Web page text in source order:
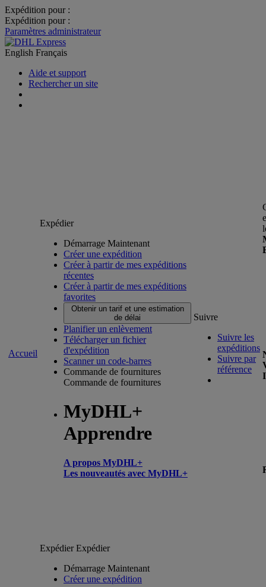
Expédition pour :
Expédition pour :
Paramètres administrateur
English Français
Aide et support
Rechercher un site
Accueil
Expédier
Démarrage Maintenant
Créer une expédition
Créer à partir de mes expéditions
récentes
Créer à partir de mes expéditions
favorites
Obtenir un tarif et une estimation
de délai
Planifier un enlèvement
Télécharger un fichier
d'expédition
Scanner un code-barres
Commande de fournitures
Commande de fournitures
MyDHL+
Apprendre
A propos MyDHL+
Les nouveautés avec MyDHL+
Suivre
Suivre les
expéditions
Suivre par
référence
ExpédierExpédier
Démarrage Maintenant
Créer une expédition